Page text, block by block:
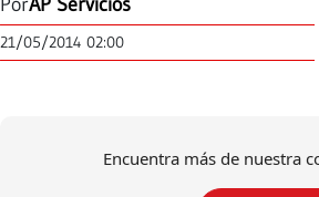
21/05/2014 02:00
Encuentra más de nuestra